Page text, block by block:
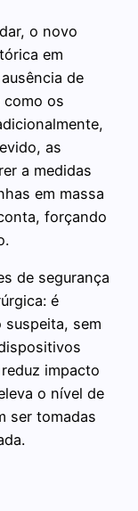
o novo
em
de
como os
as
a medidas
em massa
forçando
de segurança
é
suspeita, sem
impacto
o nível de
ser tomadas